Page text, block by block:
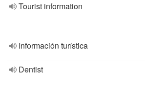
Tourist information
Información turística
Dentist